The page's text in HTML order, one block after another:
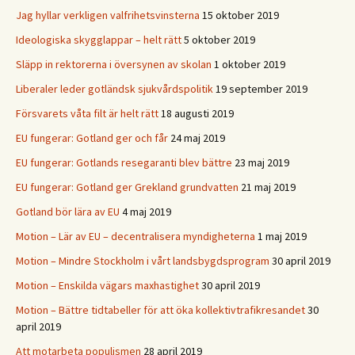
Jag hyllar verkligen valfrihetsvinsterna 15 oktober 2019
Ideologiska skygglappar – helt rätt5 oktober 2019
Släpp in rektorerna i översynen av skolan 1 oktober 2019
Liberaler leder gotländsk sjukvårdspolitik19 september 2019
Försvarets våta filt är helt rätt18 augusti 2019
EU fungerar: Gotland ger och får 24 maj 2019
EU fungerar: Gotlands resegaranti blev bättre 23 maj 2019
EU fungerar: Gotland ger Grekland grundvatten 21 maj 2019
Gotland bör lära av EU 4 maj 2019
Motion – Lär av EU – decentralisera myndigheterna 1 maj 2019
Motion – Mindre Stockholm i vårt landsbygdsprogram 30 april 2019
Motion – Enskilda vägars maxhastighet30 april 2019
Motion – Bättre tidtabeller för att öka kollektivtrafikresandet30
april 2019
Att motarbeta populismen 28 april 2019